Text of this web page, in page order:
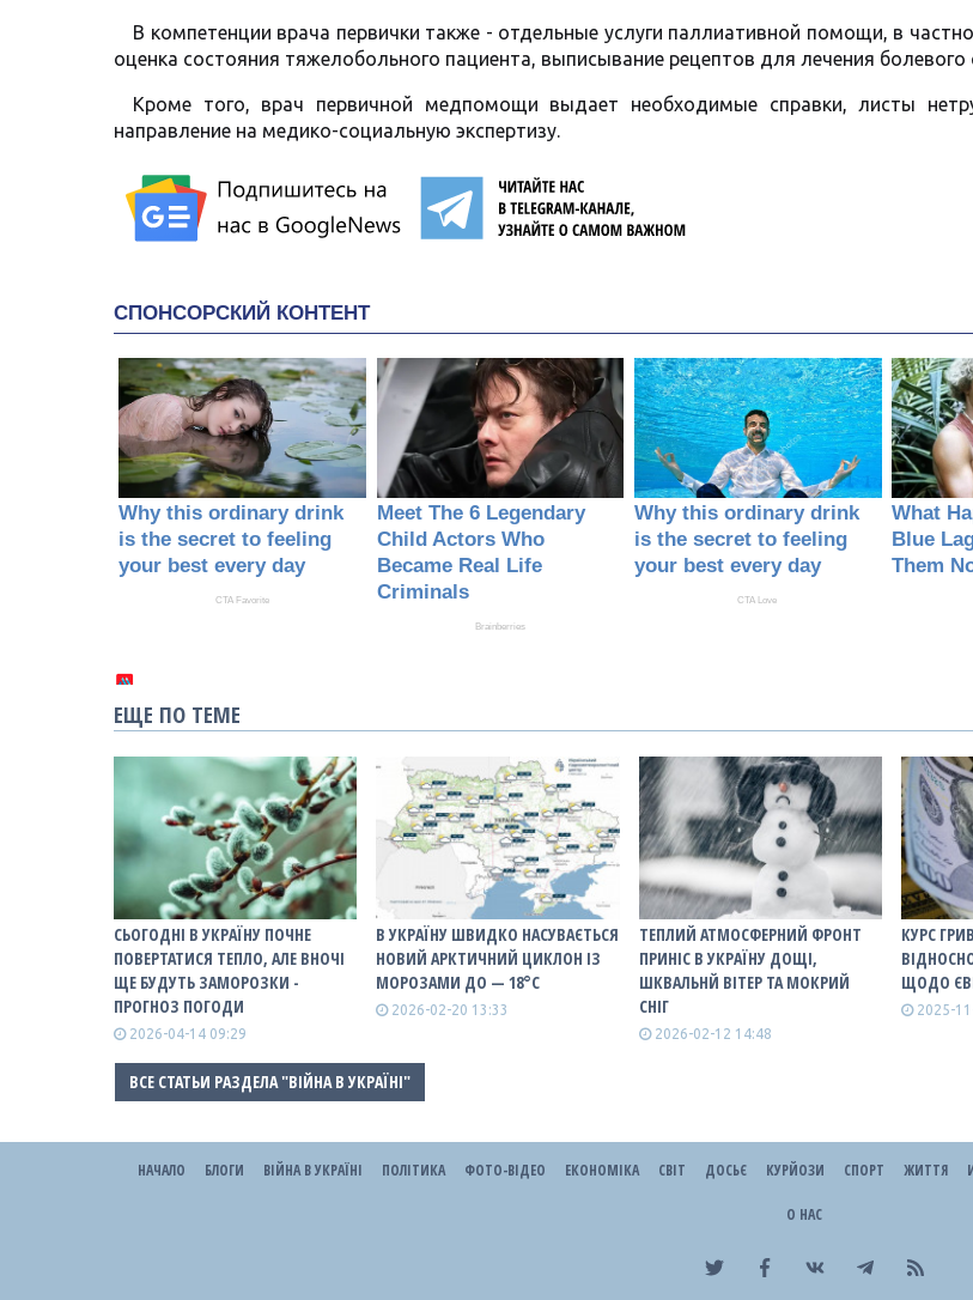
В компетенции врача первички также - отдельные услуги паллиативной помощи, в
оценка состояния тяжелобольного пациента, выписывание рецептов для лечения
Кроме того, врач первичной медпомощи выдает необходимые справки, листы
направление на медико-социальную экспертизу.
ЕЩЕ ПО ТЕМЕ
СЬОГОДНІ В УКРАЇНУ ПОЧНЕ
ПОВЕРТАТИСЯ ТЕПЛО, АЛЕ ВНОЧІ
ЩЕ БУДУТЬ ЗАМОРОЗКИ -
ПРОГНОЗ ПОГОДИ
2026-04-14 09:29
В УКРАЇНУ ШВИДКО НАСУВАЄТЬСЯ
НОВИЙ АРКТИЧНИЙ ЦИКЛОН ІЗ
МОРОЗАМИ ДО — 18°С
2026-02-20 13:33
ТЕПЛИЙ АТМОСФЕРНИЙ ФРОНТ
ПРИНІС В УКРАЇНУ ДОЩІ,
ШКВАЛЬНЙ ВІТЕР ТА МОКРИЙ
СНІГ
2026-02-12 14:48
КУРС
ЩОДО
2025-
ВСЕ СТАТЬИ РАЗДЕЛА "ВІЙНА В УКРАЇНІ"
НАЧАЛО БЛОГИ ВІЙНА В УКРАЇНІ ПОЛІТИКА ФОТО-ВІДЕО ЕКОНОМІКА СВІТ ДОСЬЄ КУРЙОЗИ СПОРТ ЖИТТЯ
О НАС